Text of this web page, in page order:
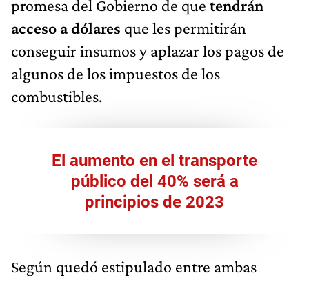
promesa del Gobierno de que tendrán
acceso a dólares que les permitirán
conseguir insumos y aplazar los pagos de
algunos de los impuestos de los
combustibles.
El aumento en el transporte
público del 40% será a
principios de 2023
Según quedó estipulado entre ambas